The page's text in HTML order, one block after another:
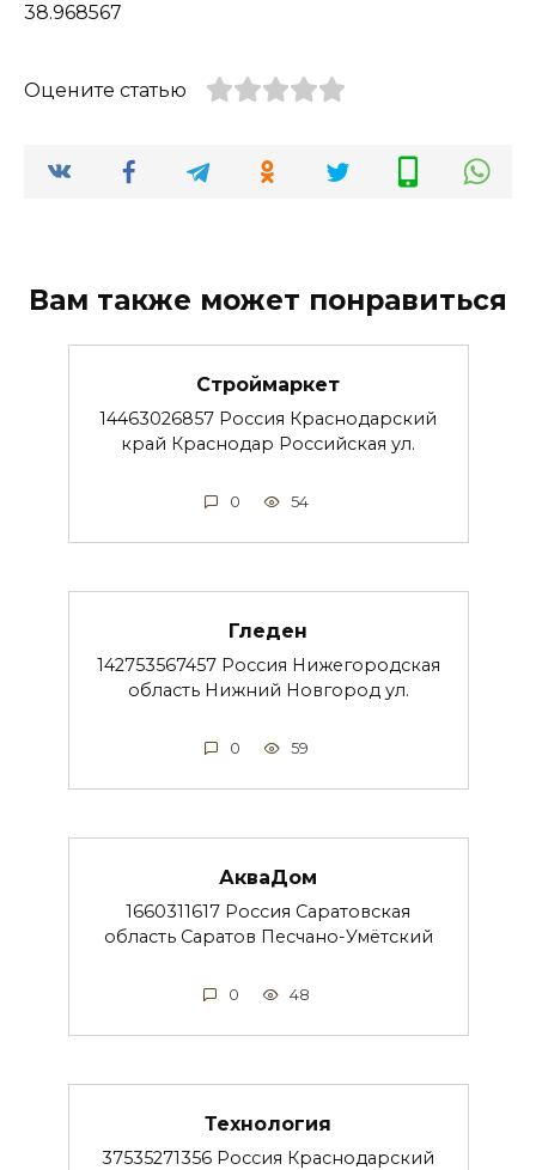
38.968567
Оцените статью
Вам также может понравиться
Строймаркет
14463026857 Россия Краснодарский
край Краснодар Российская ул.
0 54
Гледен
142753567457 Россия Нижегородская
область Нижний Новгород ул.
0 59
АкваДом
1660311617 Россия Саратовская
область Саратов Песчано-Умётский
0 48
Технология
37535271356 Россия Краснодарский